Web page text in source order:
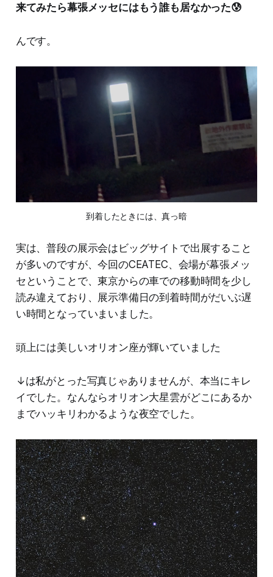
来てみたら幕張メッセにはもう誰も居なかった😰
んです。
到着したときには、真っ暗
実は、普段の展示会はビッグサイトで出展すること
が多いのですが、今回のCEATEC、会場が幕張メッ
セということで、東京からの車での移動時間を少し
読み違えており、展示準備日の到着時間がだいぶ遅
い時間となっていまいました。
頭上には美しいオリオン座が輝いていました
↓は私がとった写真じゃありませんが、本当にキレ
イでした。なんならオリオン大星雲がどこにあるか
までハッキリわかるような夜空でした。